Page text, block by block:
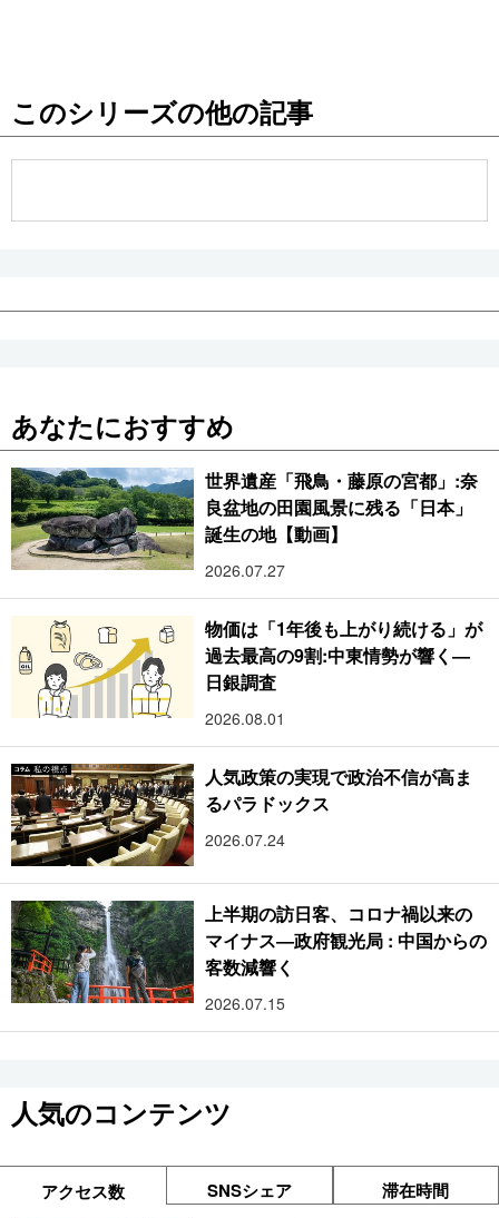
東京
このシリーズの他の記事
あなたにおすすめ
世界遺産「飛鳥・藤原の宮都」:奈
良盆地の田園風景に残る「日本」
誕生の地【動画】
2026.07.27
物価は「1年後も上がり続ける」が
過去最高の9割:中東情勢が響く―
日銀調査
2026.08.01
人気政策の実現で政治不信が高ま
るパラドックス
2026.07.24
上半期の訪日客、コロナ禍以来の
マイナス―政府観光局 : 中国からの
客数減響く
2026.07.15
人気のコンテンツ
アクセス数 SNSシェア 滞在時間